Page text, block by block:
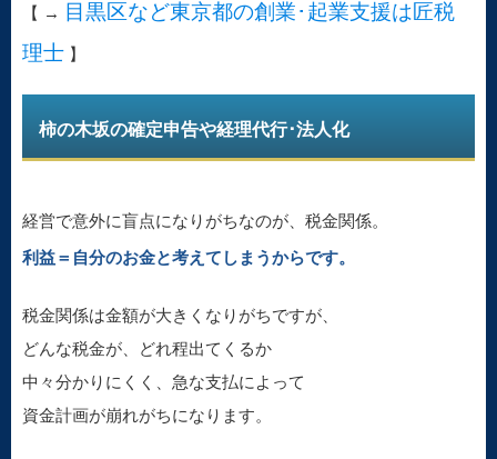
【 →
目黒区など東京都の創業･起業支援は匠税
理士 】
柿の木坂の確定申告や経理代行･法人化
経営で意外に盲点になりがちなのが、税金関係。
利益＝自分のお金と考えてしまうからです。
税金関係は金額が大きくなりがちですが、
どんな税金が、どれ程出てくるか
中々分かりにくく、急な支払によって
資金計画が崩れがちになります。